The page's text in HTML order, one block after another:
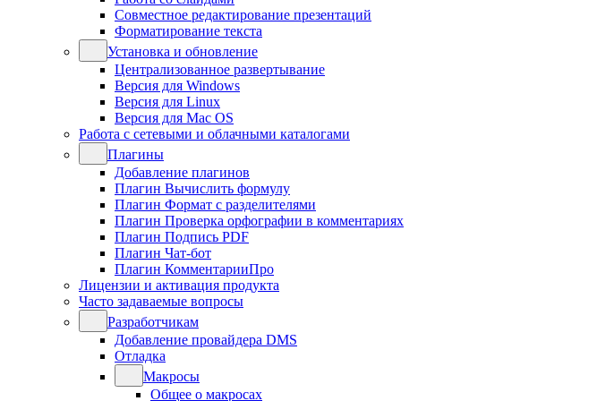
Совместное редактирование презентаций
Форматирование текста
Установка и обновление
Централизованное развертывание
Версия для Windows
Версия для Linux
Версия для Mac OS
Работа с сетевыми и облачными каталогами
Плагины
Добавление плагинов
Плагин Вычислить формулу
Плагин Формат с разделителями
Плагин Проверка орфографии в комментариях
Плагин Подпись PDF
Плагин Чат-бот
Плагин КомментарииПро
Лицензии и активация продукта
Часто задаваемые вопросы
Разработчикам
Добавление провайдера DMS
Отладка
Макросы
Общее о макросах